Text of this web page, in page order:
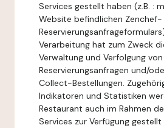
Services gestellt haben (z.B. :
Website befindlichen Zenchef-
Verarbeitung hat zum Zweck
Verwaltung und Verfolgung von
Reservierungsanfragen und/
Collect-Bestellungen.
Indikatoren und Statistiken
Restaurant auch im Rahmen
Services zur Verfügung